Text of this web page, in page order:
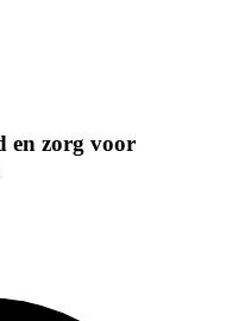
en zorg voor